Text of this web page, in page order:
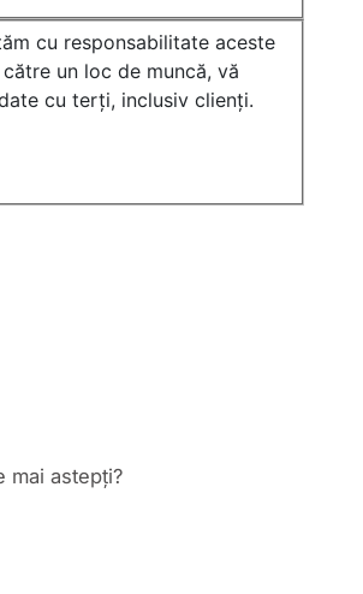
cu responsabilitate aceste
un loc de muncă, vă
cu terți, inclusiv clienți.
mai astepți?